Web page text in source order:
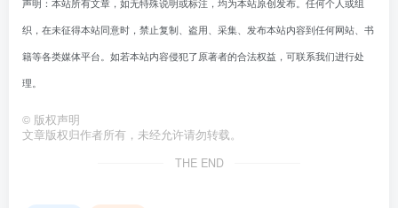
织，在未征得本站同意时，禁止复制、盗用、采集、发布本站内容到任何网站、书
籍等各类媒体平台。如若本站内容侵犯了原著者的合法权益，可联系我们进行处
理。
© 版权声明
文章版权归作者所有，未经允许请勿转载。
THE END